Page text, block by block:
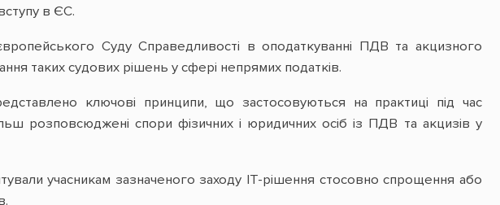
в ЄС.
Суду Справедливості в оподаткуванні ПДВ та акцизного
таких судових рішень у сфері непрямих податків.
ключові принципи, що застосовуються на практиці під час
розповсюджені спори фізичних і юридичних осіб із ПДВ та акцизів у
учасникам зазначеного заходу ІТ-рішення стосовно спрощення або